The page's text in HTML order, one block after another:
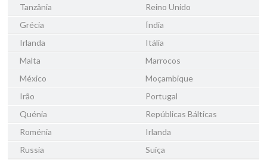
Tanzânia
Reino Unido
Grécia
Índia
Irlanda
Itália
Malta
Marrocos
México
Moçambique
Irão
Portugal
Quénia
Repúblicas Bálticas
Roménia
Irlanda
Russia
Suiça